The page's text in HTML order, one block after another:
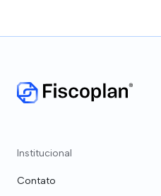
Institucional
Contato